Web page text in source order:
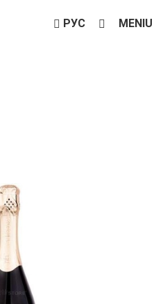
РУС MENIU